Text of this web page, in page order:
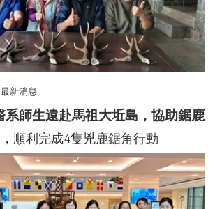
最新消息
系師生遠赴馬祖大坵島，協助鋸鹿
順利完成4隻兇鹿鋸角行動